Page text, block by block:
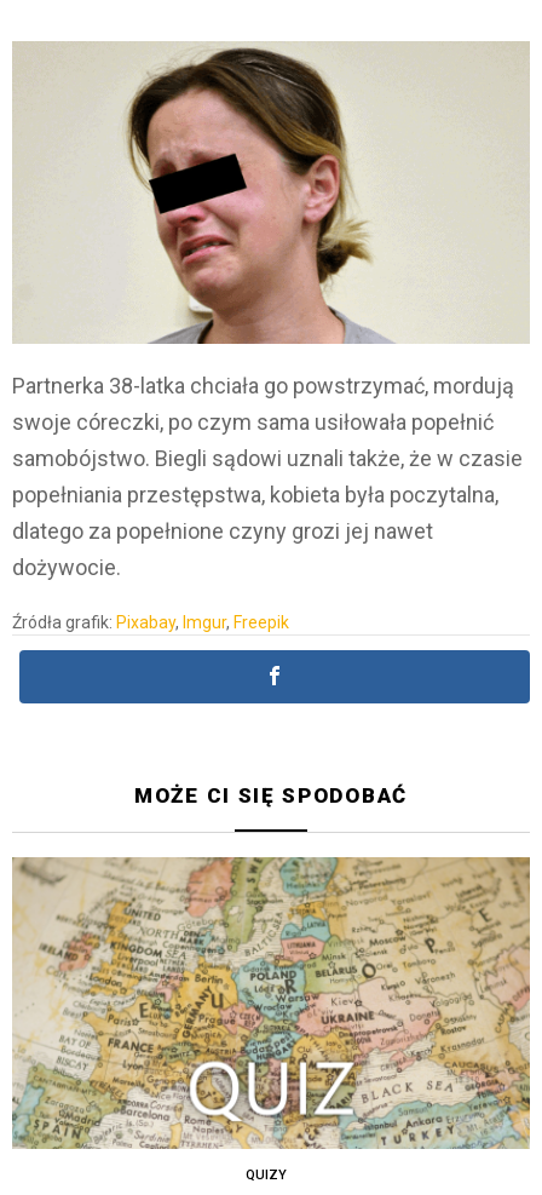
Partnerka 38-latka chciała go powstrzymać, mordują
swoje córeczki, po czym sama usiłowała popełnić
samobójstwo. Biegli sądowi uznali także, że w czasie
popełniania przestępstwa, kobieta była poczytalna,
dlatego za popełnione czyny grozi jej nawet
dożywocie.
Źródła grafik: Pixabay, Imgur, Freepik
MOŻE CI SIĘ SPODOBAĆ
QUIZY